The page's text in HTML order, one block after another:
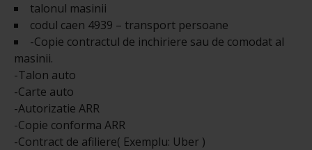
talonul masinii
codul caen 4939 – transport persoane
-Copie contractul de inchiriere sau de comodat al
masinii.
-Talon auto
-Carte auto
-Autorizatie ARR
-Copie conforma ARR
-Contract de afiliere( Exemplu: Uber )